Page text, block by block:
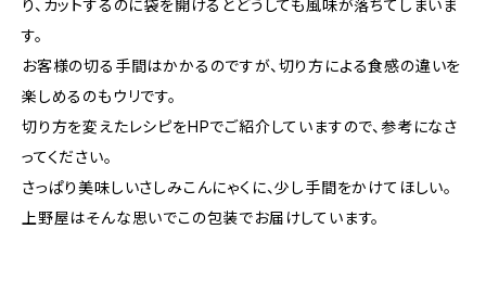
り、カットするのに袋を開けるとどうしても風味が落ちてしまいま
す。
お客様の切る手間はかかるのですが、切り方による食感の違いを
楽しめるのもウリです。
切り方を変えたレシピをHPでご紹介していますので、参考になさ
ってください。
さっぱり美味しいさしみこんにゃくに、少し手間をかけてほしい。
上野屋はそんな思いでこの包装でお届けしています。